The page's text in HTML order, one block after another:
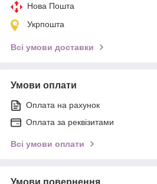
Нова Пошта
Укрпошта
Всі умови доставки
Умови оплати
Оплата на рахунок
Оплата за реквізитами
Всі умови оплати
Умови повернення